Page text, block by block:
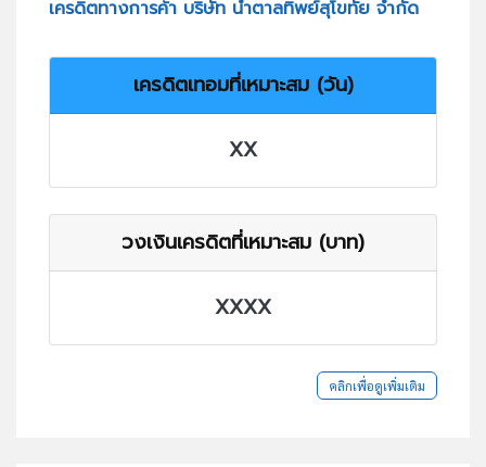
เครดิตทางการค้า บริษัท น้ำตาลทิพย์สุโขทัย จำกัด
เครดิตเทอมที่เหมาะสม (วัน)
XX
วงเงินเครดิตที่เหมาะสม (บาท)
XXXX
คลิกเพื่อดูเพิ่มเติม